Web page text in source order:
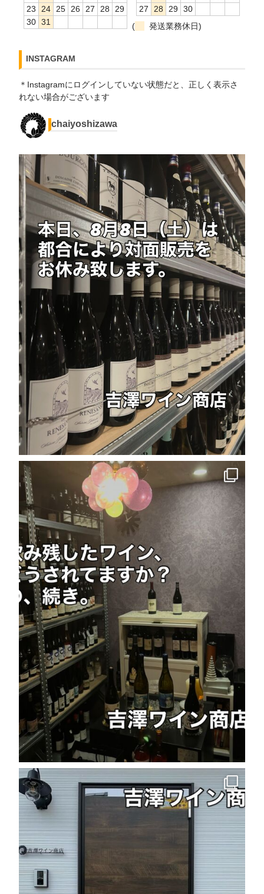
23
24 25 26 27 28
29
30 31
27
28 29
30
(
発送業務休日)
INSTAGRAM
＊Instagramにログインしていない状態だと、正しく表示さ
れない場合がございます
chaiyoshizawa